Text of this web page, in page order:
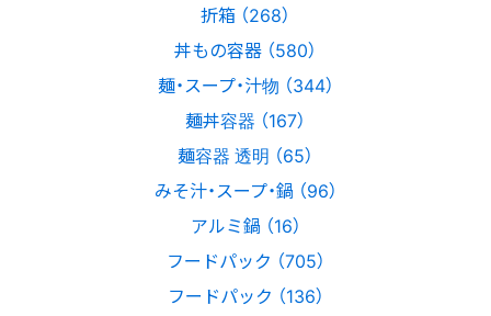
折箱 （268）
丼もの容器 （580）
麺・スープ・汁物 （344）
麺丼容器 （167）
麺容器 透明 （65）
みそ汁・スープ・鍋 （96）
アルミ鍋 （16）
フードパック （705）
フードパック （136）